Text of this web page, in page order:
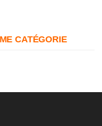
CATÉGORIE